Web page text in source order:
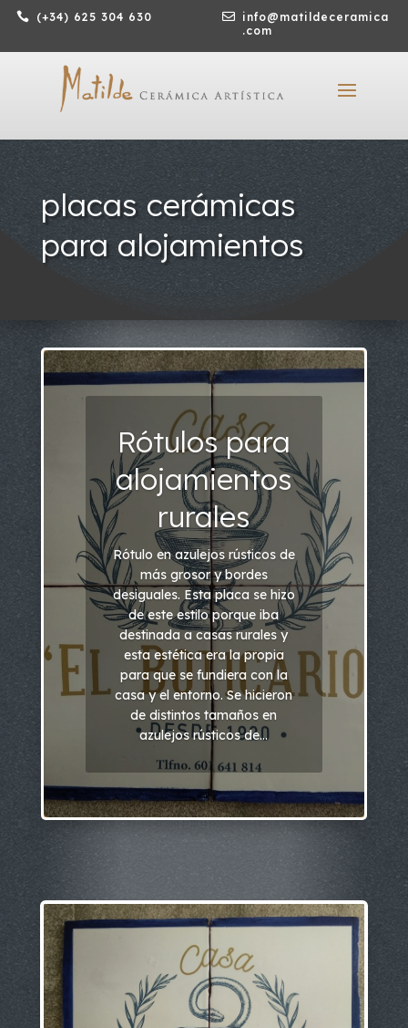
 (+34) 625 304 630 
info@matildeceramica
.com
placas cerámicas
para alojamientos
Rótulos para
alojamientos
rurales
Rótulo en azulejos rústicos de
más grosor y bordes
desiguales. Esta placa se hizo
de este estilo porque iba
destinada a casas rurales y
esta estética era la propia
para que se fundiera con la
casa y el entorno. Se hicieron
de distintos tamaños en
azulejos rústicos de...